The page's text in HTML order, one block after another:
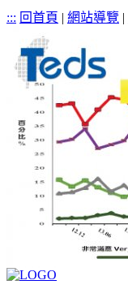
::: 回首頁 | 網站導覽 |